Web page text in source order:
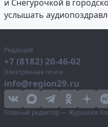
и Снегурочкой в
услышать
Редакция
+7 (8182) 20-46-02
Электронная почта
info@region29.ru
Главный редактор — Журавлёв